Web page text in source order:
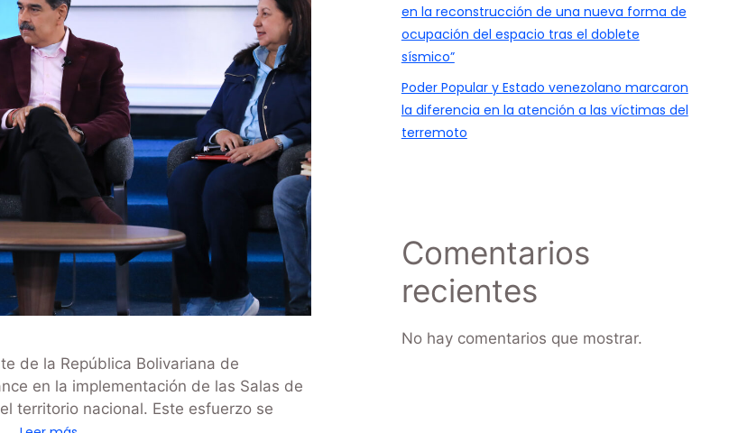
de la República Bolivariana de
en la implementación de las Salas de
territorio nacional. Este esfuerzo se
en la reconstrucción de una nueva forma de
ocupación del espacio tras el doblete
sísmico”
Poder Popular y Estado venezolano marcaron
la diferencia en la atención a las víctimas del
terremoto
Comentarios
recientes
No hay comentarios que mostrar.